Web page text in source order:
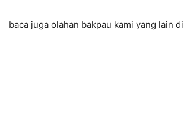
baca juga olahan bakpau kami yang lain di